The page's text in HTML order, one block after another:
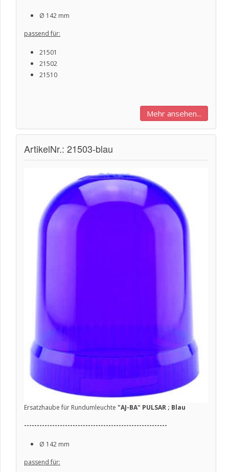
Ø 142 mm
passend für:
21501
21502
21510
Mehr ansehen...
ArtikelNr.: 21503-blau
Ersatzhaube für Rundumleuchte "AJ-BA" PULSAR ; Blau
--------------------------------------------------------
Ø 142 mm
passend für: